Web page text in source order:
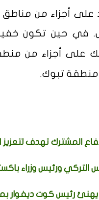
أجزاء من مناطق
في حين تكون
على أجزاء من منطقة
منطقة تبوك.
المشترك تهدف
التركي ورئيس وزراء
يهنئ رئيس كوت ديفوار